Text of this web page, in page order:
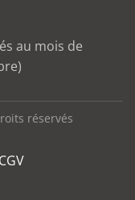
au mois de
réservés
CGV